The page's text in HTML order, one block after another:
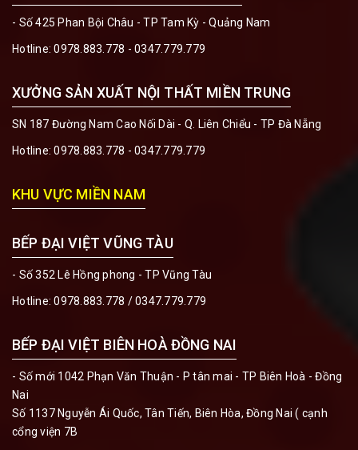
- Số 425 Phan Bội Châu - TP Tam Kỳ - Quảng Nam
Hotline:0978.883.778 - 0347.779.779
XƯỞNG SẢN XUẤT NỘI THẤT MIỀN TRUNG
SN 187 Đường Nam Cao Nối Dài - Q. Liên Chiểu - TP Đà Nẵng
Hotline:0978.883.778 - 0347.779.779
KHU VỰC MIỀN NAM
BẾP ĐẠI VIỆT VŨNG TÀU
- Số 352 Lê Hồng phong - TP Vũng Tàu
Hotline:0978.883.778 / 0347.779.779
BẾP ĐẠI VIỆT BIÊN HOÀ ĐỒNG NAI
- Số mới 1042 Phạn Văn Thuận - P tân mai - TP Biên Hoà - Đồng
Nai
Số 1137 Nguyễn Ái Quốc, Tân Tiến, Biên Hòa, Đồng Nai ( cạnh
cổng viện 7B